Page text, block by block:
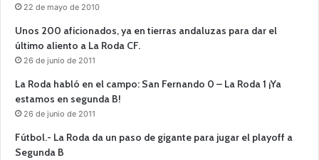
22 de mayo de 2010
Unos 200 aficionados, ya en tierras andaluzas para dar el
último aliento a La Roda CF.
26 de junio de 2011
La Roda habló en el campo: San Fernando 0 – La Roda 1 ¡Ya
estamos en segunda B!
26 de junio de 2011
Fútbol.- La Roda da un paso de gigante para jugar el playoff a
Segunda B